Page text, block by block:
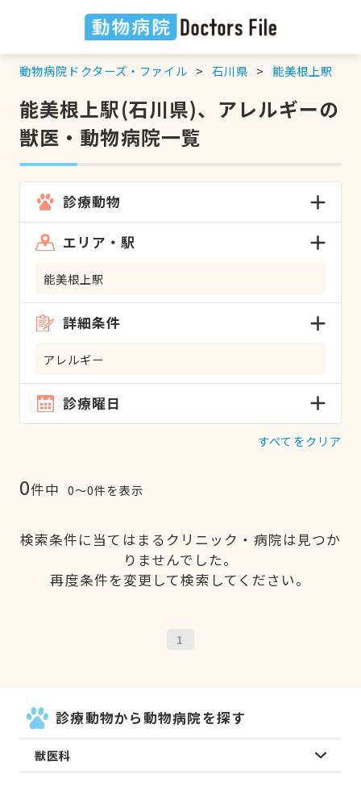
動物病院ドクターズ・ファイル 石川県 能美根上駅
能美根上駅(石川県)、アレルギーの
獣医・動物病院一覧
診療動物
エリア・駅
能美根上駅
詳細条件
アレルギー
診療曜日
すべてをクリア
0件中 0〜0件を表示
検索条件に当てはまるクリニック・病院は見つか
りませんでした。
再度条件を変更して検索してください。
1
診療動物から動物病院を探す
獣医科